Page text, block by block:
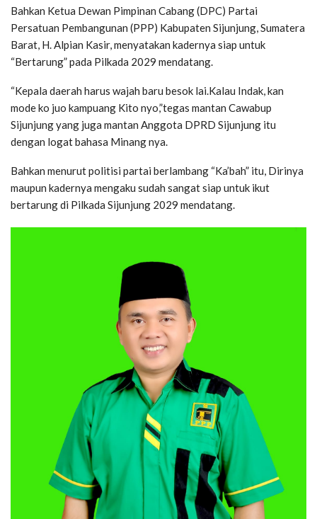
Bahkan Ketua Dewan Pimpinan Cabang (DPC) Partai
Persatuan Pembangunan (PPP) Kabupaten Sijunjung, Sumatera
Barat, H. Alpian Kasir, menyatakan kadernya siap untuk
“Bertarung” pada Pilkada 2029 mendatang.
“Kepala daerah harus wajah baru besok lai.Kalau Indak, kan
mode ko juo kampuang Kito nyo,”tegas mantan Cawabup
Sijunjung yang juga mantan Anggota DPRD Sijunjung itu
dengan logat bahasa Minang nya.
Bahkan menurut politisi partai berlambang “Ka’bah” itu, Dirinya
maupun kadernya mengaku sudah sangat siap untuk ikut
bertarung di Pilkada Sijunjung 2029 mendatang.